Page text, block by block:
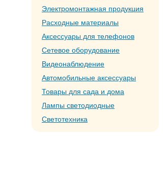
Электромонтажная продукция
Расходные материалы
Аксессуары для телефонов
Сетевое оборудование
Видеонаблюдение
Автомобильные аксессуары
Товары для сада и дома
Лампы светодиодные
Светотехника